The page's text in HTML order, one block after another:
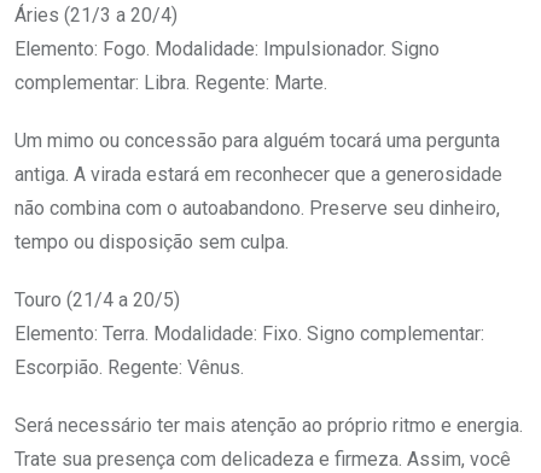
Áries (21/3 a 20/4)
Elemento: Fogo. Modalidade: Impulsionador. Signo
complementar: Libra. Regente: Marte.
Um mimo ou concessão para alguém tocará uma pergunta
antiga. A virada estará em reconhecer que a generosidade
não combina com o autoabandono. Preserve seu dinheiro,
tempo ou disposição sem culpa.
Touro (21/4 a 20/5)
Elemento: Terra. Modalidade: Fixo. Signo complementar:
Escorpião. Regente: Vênus.
Será necessário ter mais atenção ao próprio ritmo e energia.
Trate sua presença com delicadeza e firmeza. Assim, você